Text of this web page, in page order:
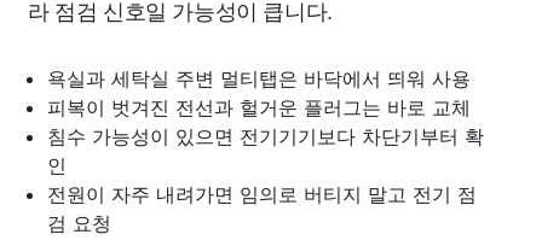
라 점검 신호일 가능성이 큽니다.
욕실과 세탁실 주변 멀티탭은 바닥에서 띄워 사용
피복이 벗겨진 전선과 헐거운 플러그는 바로 교체
침수 가능성이 있으면 전기기기보다 차단기부터 확
인
전원이 자주 내려가면 임의로 버티지 말고 전기 점
검 요청